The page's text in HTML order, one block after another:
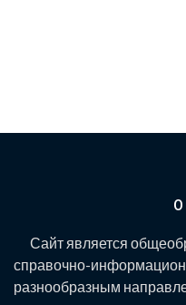
Сайт является
справочно-
разнообразным